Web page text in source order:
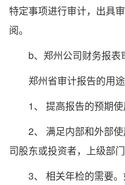
特定事项进行审计，出具
阅。
b、郑州公司财务报表
郑州省审计报告的用途
1、 提高报告的预期使
2、 满足内部和外部使
司股东或投资者，上级部
3、 相关年检的需要。